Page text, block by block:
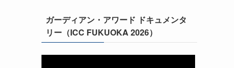
ガーディアン・アワード ドキュメンタ
リー（ICC FUKUOKA 2026）